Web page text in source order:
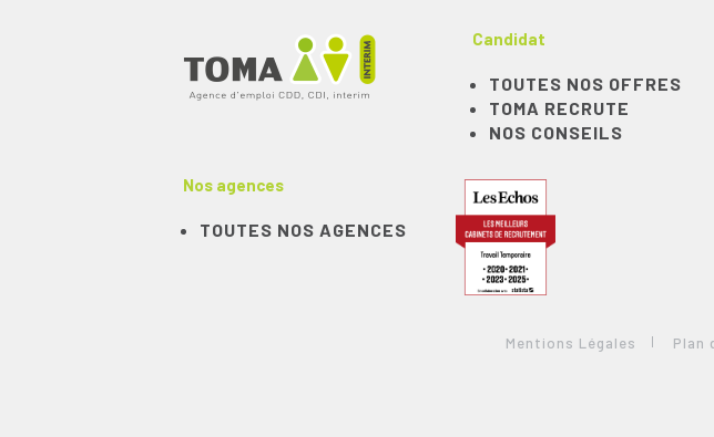
Nos agences
TOUTES NOS AGENCES
Candidat
TOUTES NOS OFFRES
TOMA RECRUTE
NOS CONSEILS
Mentions Légales Plan